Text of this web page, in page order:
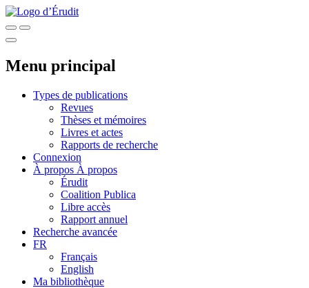
Menu principal
Types de publications
Revues
Thèses et mémoires
Livres et actes
Rapports de recherche
Connexion
À propos À propos
Érudit
Coalition Publica
Libre accès
Rapport annuel
Recherche avancée
FR
Français
English
Ma bibliothèque